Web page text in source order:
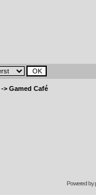
-> Gamed Café
Powered by